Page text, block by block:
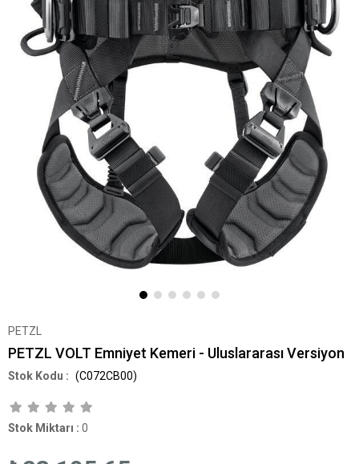
PETZL
PETZL VOLT Emniyet Kemeri - Uluslararası Versiyon
(C072CB00)
Stok Miktarı : 0